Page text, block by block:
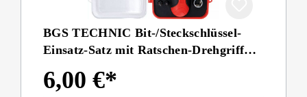
BGS TECHNIC Bit-/Steckschlüssel-
Einsatz-Satz mit Ratschen-Drehgriff
6,00 €*